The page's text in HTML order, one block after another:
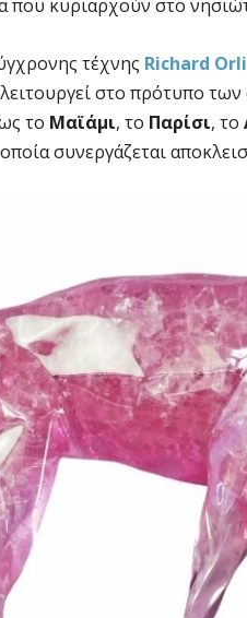
κυριαρχούν στο
τέχνης Richard
στο πρότυπο των
το Μαϊάμι, το Παρίσι, το
συνεργάζεται